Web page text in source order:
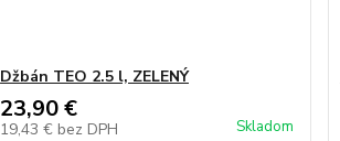
Džbán TEO 2.5 l, ZELENÝ
23,90 €
19,43 € bez DPH Skladom